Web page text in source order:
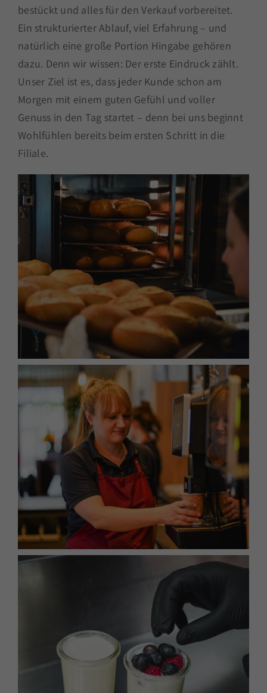
bestückt und alles für den Verkauf vorbereitet.
Ein strukturierter Ablauf, viel Erfahrung – und
natürlich eine große Portion Hingabe gehören
dazu. Denn wir wissen: Der erste Eindruck zählt.
Unser Ziel ist es, dass jeder Kunde schon am
Morgen mit einem guten Gefühl und voller
Genuss in den Tag startet – denn bei uns beginnt
Wohlfühlen bereits beim ersten Schritt in die
Filiale.